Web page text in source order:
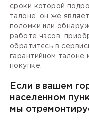
сроки которой
талоне, он же
поломки или
работе часов,
обратитесь в
гарантийном талоне
покупке.
Если в вашем
населенном
мы